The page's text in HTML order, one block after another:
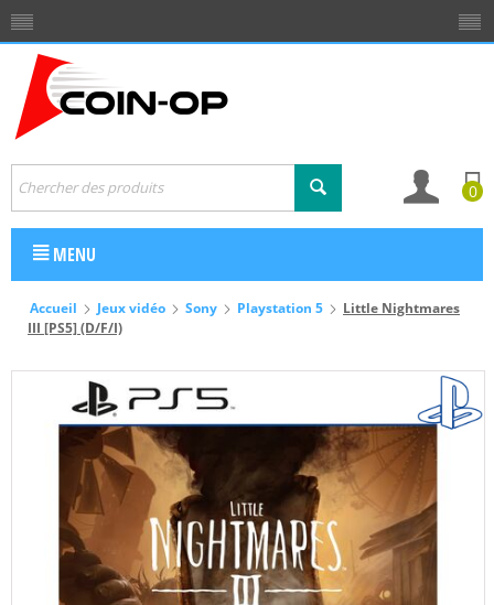
0
MENU
Accueil Jeux vidéo Sony Playstation 5
Little Nightmares
III [PS5] (D/F/I)